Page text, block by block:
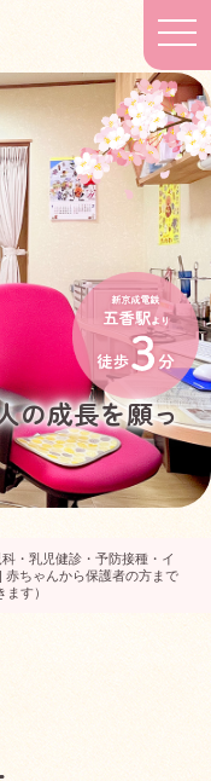
t
o
g
l
e
n
a
v
i
g
a
t
i
o
n
の成長を願っ
・乳児健診・予防接種・イ
赤ちゃんから保護者の方まで
ます）